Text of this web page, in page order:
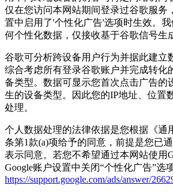
仅在您访问本网站期间登录过谷歌服务
置中启用了'个性化广告'选项时生效。
何个性化数据，仅接收基于谷歌信号生
谷歌可分析跨设备用户行为并据此建立
综合考虑所有登录谷歌账户并完成转化
备类型。数据可显示您首次点击广告的
生的设备类型。因此您的IP地址、位置
处理。
个人数据处理的法律依据是您根据《通
条第1款(a)项给予的同意，前提是您已
表示同意。若您不希望通过本网站使用
Google账户设置中关闭“个性化广告”选
https://support.google.com/ads/answer/